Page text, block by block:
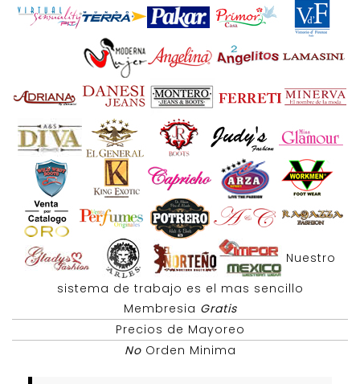
Nuestro
sistema de trabajo es el mas sencillo
Membresia Gratis
Precios de Mayoreo
NoOrden Minima